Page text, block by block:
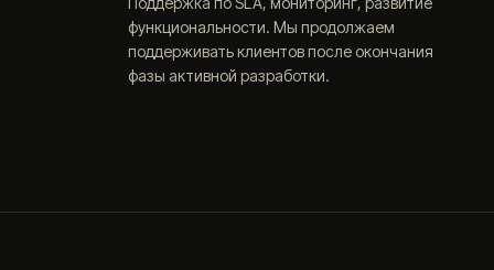
функциональности. Мы продолжаем
поддерживать клиентов после окончания
фазы активной разработки.